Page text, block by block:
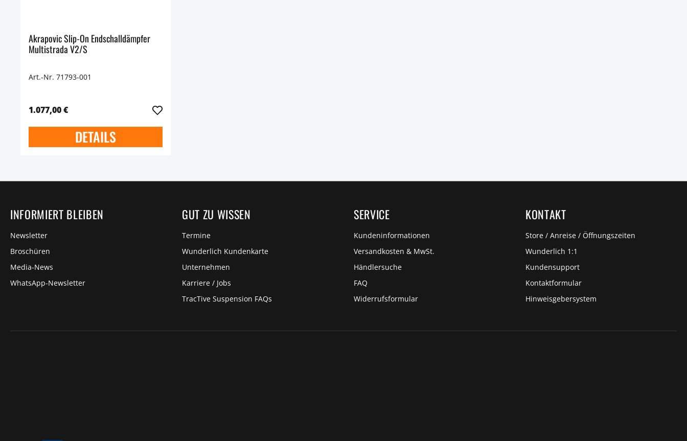
Akrapovic Slip-On Endschalldämpfer
Multistrada V2/S
Art.-Nr. 71793-001
1.077,00 €
DETAILS
INFORMIERT BLEIBEN
Newsletter
Broschüren
Media-News
WhatsApp-Newsletter
GUT ZU WISSEN
Termine
Wunderlich Kundenkarte
Unternehmen
Karriere / Jobs
TracTive Suspension FAQs
SERVICE
Kundeninformationen
Versandkosten & MwSt.
Händlersuche
FAQ
Widerrufsformular
KONTAKT
Store / Anreise / Öffnungszeiten
Wunderlich 1:1
Kundensupport
Kontaktformular
Hinweisgebersystem